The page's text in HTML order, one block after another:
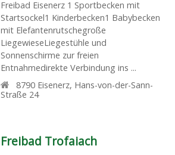
Freibad Eisenerz 1 Sportbecken mit
Startsockel1 Kinderbecken1 Babybecken
mit Elefantenrutschegroße
LiegewieseLiegestühle und
Sonnenschirme zur freien
Entnahmedirekte Verbindung ins ...
8790 Eisenerz, Hans-von-der-Sann-
Straße 24
Freibad Trofaiach